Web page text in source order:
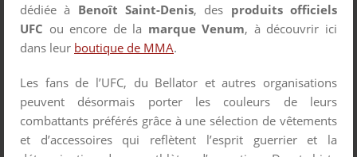
dédiée à Benoît Saint-Denis, des produits officiels
UFC ou encore de la marque Venum, à découvrir ici
dans leur boutique de MMA.
Les fans de l’UFC, du Bellator et autres organisations
peuvent désormais porter les couleurs de leurs
combattants préférés grâce à une sélection de vêtements
et d’accessoires qui reflètent l’esprit guerrier et la